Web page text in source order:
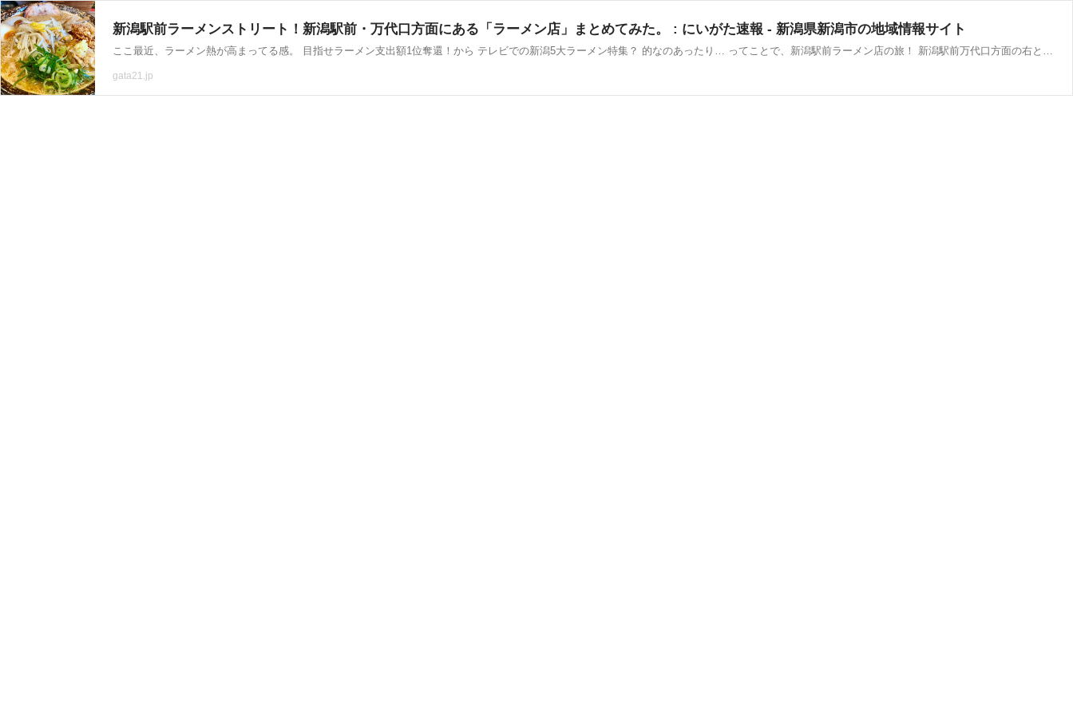
新潟駅前ラーメンストリート！新潟駅前・万代口方面にある「ラーメン店」まとめてみた。 : にいがた速報 - 新潟県新潟市の地域情報サイト
ここ最近、ラーメン熱が高まってる感。 目指せラーメン支出額1位奪還！から テレビでの新潟5大ラーメン特集？ 的なのあったり… ってことで、新潟駅前ラーメン店の旅！ 新潟駅前万代口方面の右と左にある、 ラーメン店まとめてみた～
gata21.jp